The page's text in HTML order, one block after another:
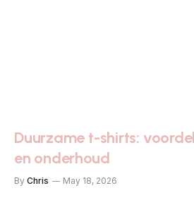
Duurzame t-shirts:
en onderhoud
By Chris May 18, 2026